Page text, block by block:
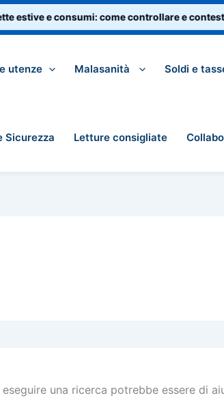
estive e consumi: come controllare e
utenze Malasanità Soldi e
Sicurezza Letture consigliate
una ricerca potrebbe essere di